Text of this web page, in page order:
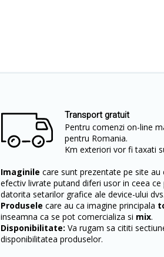
Transport gratuit
Pentru comenzi on-line
pentru Romania.
Km exteriori vor fi taxati
Imaginile care sunt prezentate pe site
efectiv livrate putand diferi usor in ceea
datorita setarilor grafice ale device-ului dvs.
Produsele care au ca imagine principala
inseamna ca se pot comercializa si mix.
Disponibilitate: Va rugam sa cititi
disponibilitatea produselor.